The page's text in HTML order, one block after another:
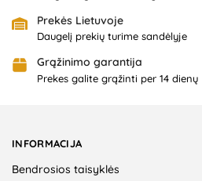
Prekės Lietuvoje
Daugelį prekių turime sandėlyje
Grąžinimo garantija
Prekes galite grąžinti per 14 dienų
INFORMACIJA
Bendrosios taisyklės